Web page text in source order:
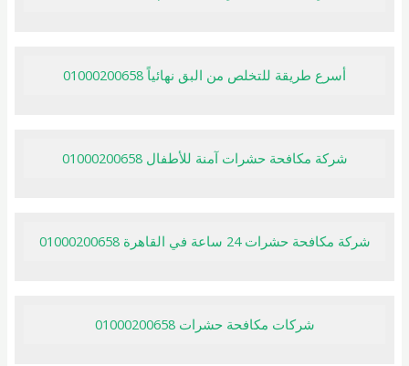
أسرع طريقة للتخلص من البق نهائياً 01000200658
شركة مكافحة حشرات آمنة للأطفال 01000200658
شركة مكافحة حشرات 24 ساعة في القاهرة 01000200658
شركات مكافحة حشرات 01000200658